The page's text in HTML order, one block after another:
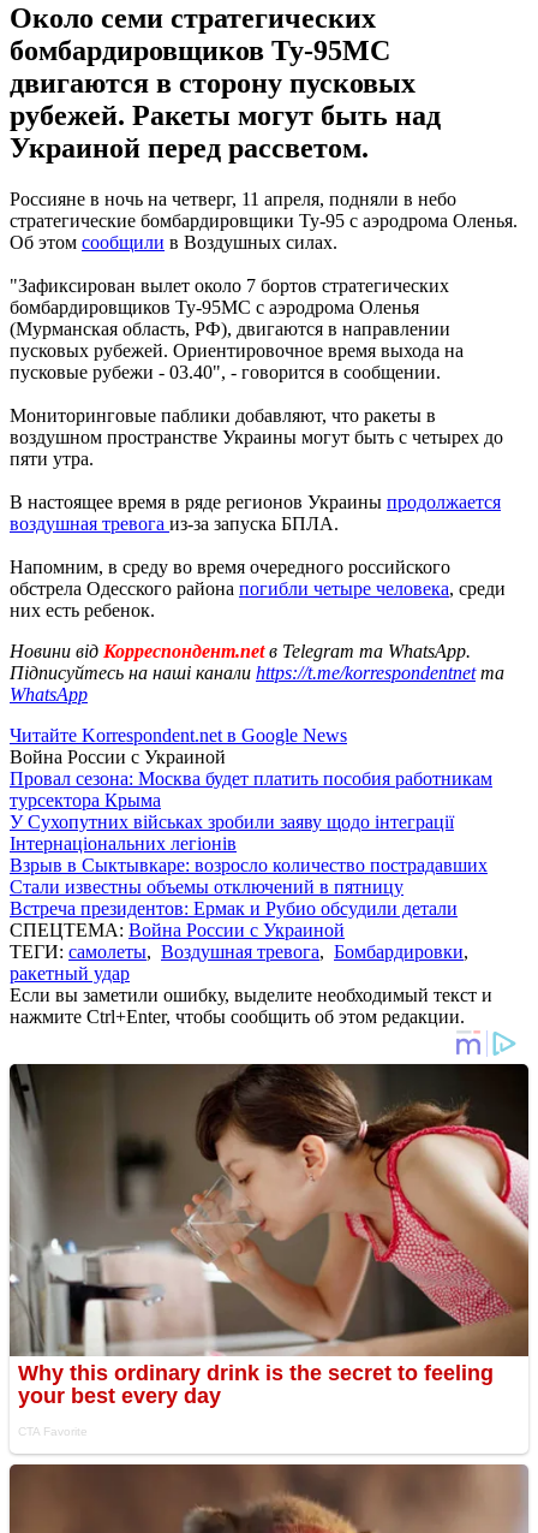
Около семи стратегических
бомбардировщиков Ту-95МС
двигаются в сторону пусковых
рубежей. Ракеты могут быть над
Украиной перед рассветом.
Россияне в ночь на четверг, 11 апреля, подняли в небо
стратегические бомбардировщики Ту-95 с аэродрома Оленья.
Об этом сообщили в Воздушных силах.
"Зафиксирован вылет около 7 бортов стратегических
бомбардировщиков Ту-95МС с аэродрома Оленья
(Мурманская область, РФ), двигаются в направлении
пусковых рубежей. Ориентировочное время выхода на
пусковые рубежи - 03.40", - говорится в сообщении.
Мониторинговые паблики добавляют, что ракеты в
воздушном пространстве Украины могут быть с четырех до
пяти утра.
В настоящее время в ряде регионов Украины продолжается
воздушная тревога из-за запуска БПЛА.
Напомним, в среду во время очередного российского
обстрела Одесского района погибли четыре человека, среди
них есть ребенок.
Новини від Корреспондент.netв Telegram та WhatsApp.
Підписуйтесь на наші канали https://t.me/korrespondentnetта
WhatsApp
Читайте Korrespondent.net в Google News
Война России с Украиной
Провал сезона: Москва будет платить пособия работникам
турсектора Крыма
У Сухопутних військах зробили заяву щодо інтеграції
Інтернаціональних легіонів
Взрыв в Сыктывкаре: возросло количество пострадавших
Стали известны объемы отключений в пятницу
Встреча президентов: Ермак и Рубио обсудили детали
СПЕЦТЕМА: Война России с Украиной
ТЕГИ: самолеты, Воздушная тревога, Бомбардировки,
ракетный удар
Если вы заметили ошибку, выделите необходимый текст и
нажмите Ctrl+Enter, чтобы сообщить об этом редакции.